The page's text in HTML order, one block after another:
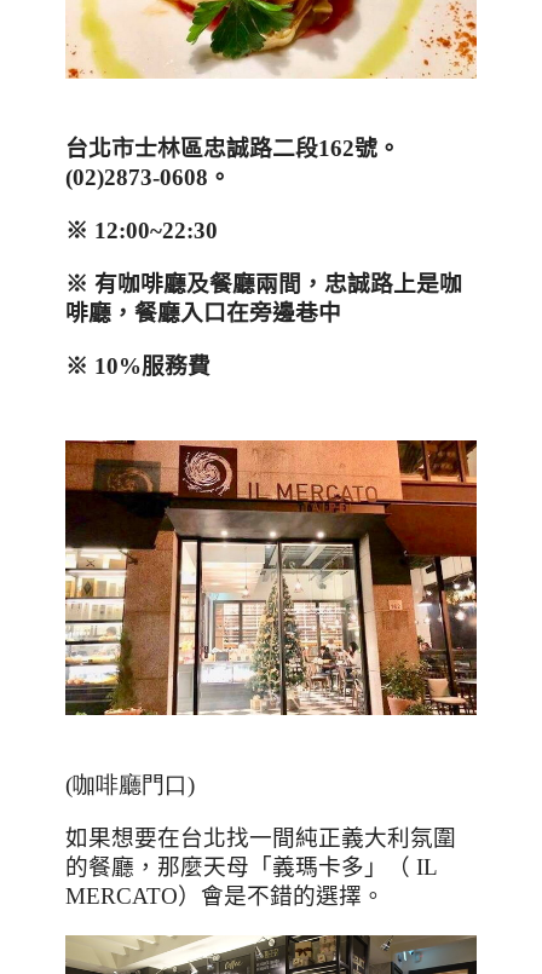
台北市士林區忠誠路二段162號。
(02)2873-0608 。
※ 12:00~22:30
※ 有咖啡廳及餐廳兩間，忠誠路上是咖
啡廳，餐廳入口在旁邊巷中
※ 10%服務費
(咖啡廳門口)
如果想要在台北找一間純正義大利氛圍
的餐廳，那麼天母「義瑪卡多」（ IL
MERCATO）會是不錯的選擇。